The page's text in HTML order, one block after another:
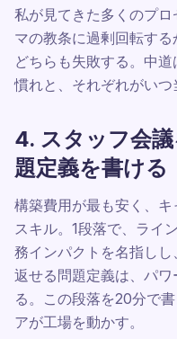
私が見てきた多くのプ
マの教条に過剰回転する
どちらも失敗する。中
慣れと、それぞれがいつ
4. スタッフ会
題定義を書ける
構築費用が最も安く、
スキル。1段落で、ライ
務インパクトを名指しし
返せる問題定義は、パ
る。この段落を20分で
アが工場を動かす。